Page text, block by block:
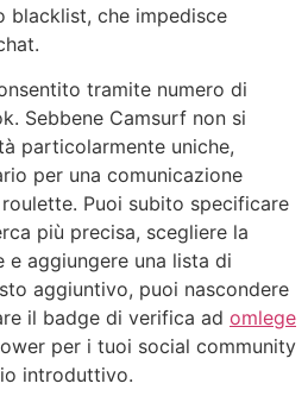
blacklist, che impedisce
tramite numero di
Sebbene Camsurf non si
particolarmente uniche,
per una comunicazione
Puoi subito specificare
più precisa, scegliere la
e aggiungere una lista di
aggiuntivo, puoi nascondere
il badge di verifica ad omlege
per i tuoi social community
introduttivo.